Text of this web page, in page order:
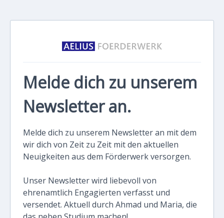
Melde dich zu unserem
Newsletter an.
Melde dich zu unserem Newsletter an mit dem
wir dich von Zeit zu Zeit mit den aktuellen
Neuigkeiten aus dem Förderwerk versorgen.
Unser Newsletter wird liebevoll von
ehrenamtlich Engagierten verfasst und
versendet. Aktuell durch Ahmad und Maria, die